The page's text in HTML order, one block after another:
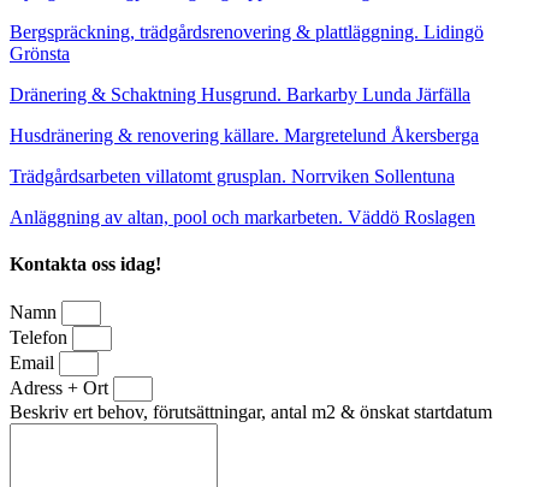
Bergspräckning, trädgårdsrenovering & plattläggning. Lidingö
Grönsta
Dränering & Schaktning Husgrund. Barkarby Lunda Järfälla
Husdränering & renovering källare. Margretelund Åkersberga
Trädgårdsarbeten villatomt grusplan. Norrviken Sollentuna
Anläggning av altan, pool och markarbeten. Väddö Roslagen
Kontakta oss idag!
Namn
Telefon
Email
Adress + Ort
Beskriv ert behov, förutsättningar, antal m2 & önskat startdatum